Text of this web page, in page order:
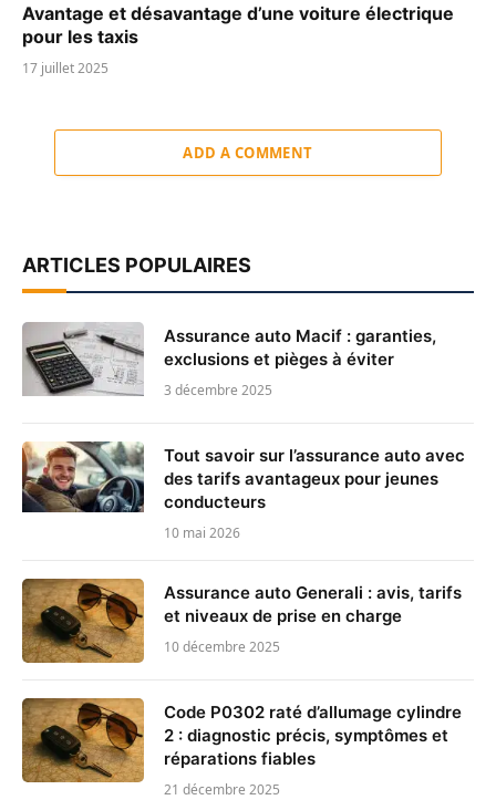
Avantage et désavantage d’une voiture électrique
pour les taxis
17 juillet 2025
ADD A COMMENT
ARTICLES POPULAIRES
Assurance auto Macif : garanties,
exclusions et pièges à éviter
3 décembre 2025
Tout savoir sur l’assurance auto avec
des tarifs avantageux pour jeunes
conducteurs
10 mai 2026
Assurance auto Generali : avis, tarifs
et niveaux de prise en charge
10 décembre 2025
Code P0302 raté d’allumage cylindre
2 : diagnostic précis, symptômes et
réparations fiables
21 décembre 2025